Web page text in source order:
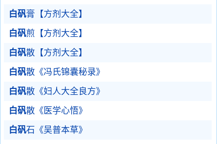
白矾膏【方剂大全】
白矾煎【方剂大全】
白矾散【方剂大全】
白矾散《冯氏锦囊秘录》
白矾散《妇人大全良方》
白矾散《医学心悟》
白矾石《吴普本草》